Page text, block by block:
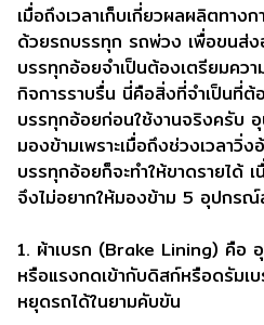
เมื่อถึงเวลาเก็บเกี่ยวผลผลิตทาง
ด้วยรถบรรทุก รถพ่วง เพื่อขนส่ง
บรรทุกอ้อยจำเป็นต้องเตรียมคว
กิจการราบรื่น นี่คือสิ่งที่จำเป็นที่ต้
บรรทุกอ้อยก่อนใช้งานจริงครับ
มองข้ามเพราะเมื่อถึงช่วงเวลาวิ่
บรรทุกอ้อยก็จะทำให้ขาดรายได้
จึงไม่อยากให้มองข้าม 5 อุปกร
1. ผ้าเบรก (Brake Lining) คือ
หรือแรงกดเข้ากับดิสก์หรือดรัมเ
หยุดรถได้ในยามคับขัน